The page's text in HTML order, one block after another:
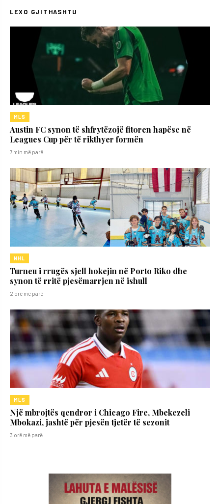
LEXO GJITHASHTU
MLS
Austin FC synon të shfrytëzojë fitoren hapëse në
Leagues Cup për të rikthyer formën
7 min më parë
NHL
Turneu i rrugës sjell hokejin në Porto Riko dhe
synon të rritë pjesëmarrjen në ishull
2 orë më parë
MLS
Një mbrojtës qendror i Chicago Fire, Mbekezeli
Mbokazi, jashtë për pjesën tjetër të sezonit
3 orë më parë